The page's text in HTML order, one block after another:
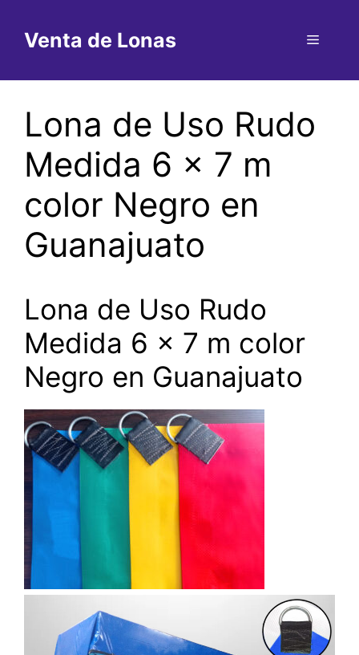
contenido
Venta de Lonas Menú
Lona de Uso Rudo
Medida 6 x 7 m
color Negro en
Guanajuato
Lona de Uso Rudo
Medida 6 x 7 m color
Negro en Guanajuato